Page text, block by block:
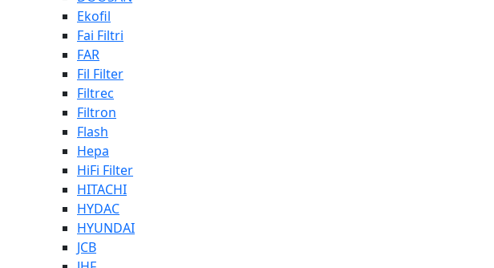
Ekofil
Fai Filtri
FAR
Fil Filter
Filtrec
Filtron
Flash
Hepa
HiFi Filter
HITACHI
HYDAC
HYUNDAI
JCB